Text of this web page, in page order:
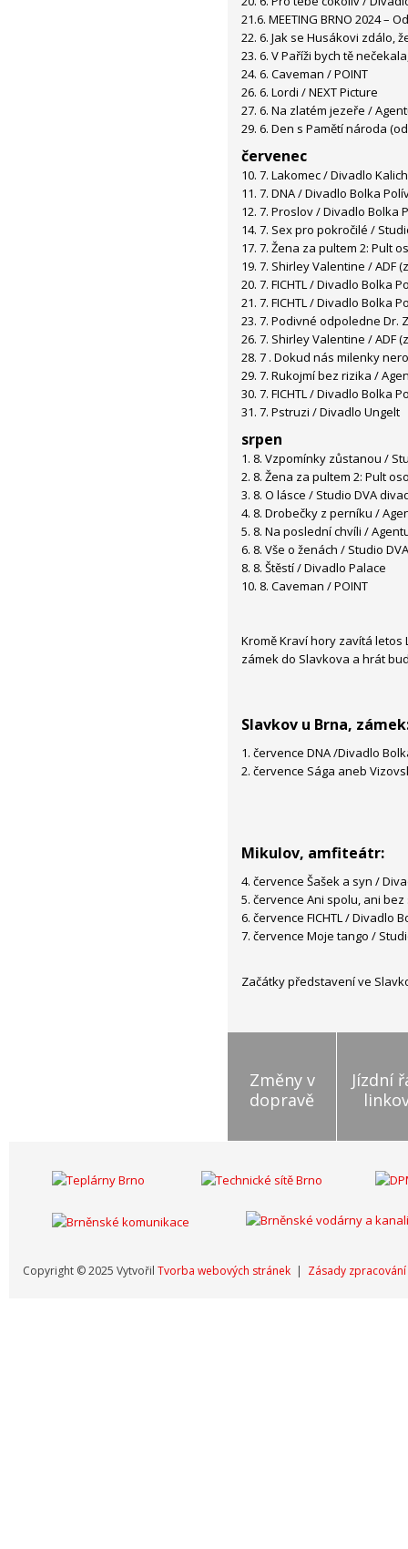
21.6. MEETING BRNO 2024 –
22. 6. Jak se Husákovi zdálo,
23. 6. V Paříži bych tě
24. 6. Caveman / POINT
26. 6. Lordi / NEXT Picture
27. 6. Na zlatém jezeře /
29. 6. Den s Pamětí národa
červenec
10. 7. Lakomec / Divadlo Kalich
11. 7. DNA / Divadlo Bolka
12. 7. Proslov / Divadlo Bolka
14. 7. Sex pro pokročilé /
17. 7. Žena za pultem 2: Pult
19. 7. Shirley Valentine / ADF
20. 7. FICHTL / Divadlo Bolka
21. 7. FICHTL / Divadlo Bolka
23. 7. Podivné odpoledne Dr.
26. 7. Shirley Valentine / ADF
28. 7 . Dokud nás milenky
29. 7. Rukojmí bez rizika /
30. 7. FICHTL / Divadlo Bolka
31. 7. Pstruzi / Divadlo Ungelt
srpen
1. 8. Vzpomínky zůstanou /
2. 8. Žena za pultem 2: Pult
3. 8. O lásce / Studio DVA
4. 8. Drobečky z perníku /
5. 8. Na poslední chvíli /
6. 8. Vše o ženách / Studio
8. 8. Štěstí / Divadlo Palace
10. 8. Caveman / POINT
Kromě Kraví hory zavítá letos
zámek do Slavkova a hrát
Slavkov u Brna,
1. července DNA /Divadlo
2. července Sága aneb
Mikulov, amfiteátr:
4. července Šašek a syn /
5. července Ani spolu, ani
6. července FICHTL / Divadlo
7. července Moje tango /
Začátky představení ve
Změny v
dopravě
Jízdní
Copyright © 2025 Vytvořil Tvorba webových stránek | Zásady